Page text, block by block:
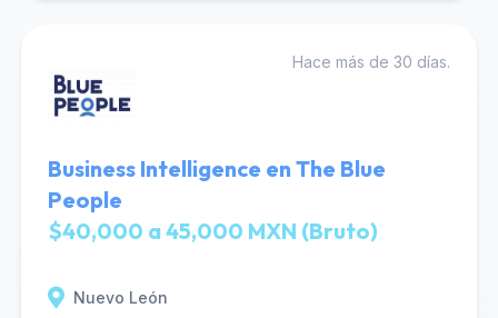
Hace más de 30 días.
Business Intelligence en The Blue
People
$40,000 a 45,000 MXN (Bruto)
Nuevo León